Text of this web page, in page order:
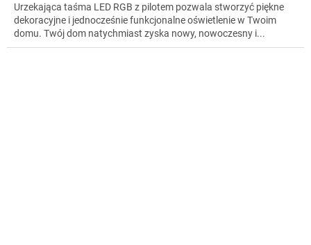
Urzekająca taśma LED RGB z pilotem pozwala stworzyć piękne
dekoracyjne i jednocześnie funkcjonalne oświetlenie w Twoim
domu. Twój dom natychmiast zyska nowy, nowoczesny i...